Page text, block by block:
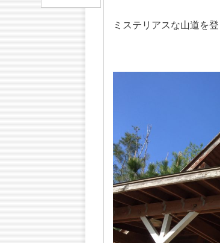
ミステリアスな山道を